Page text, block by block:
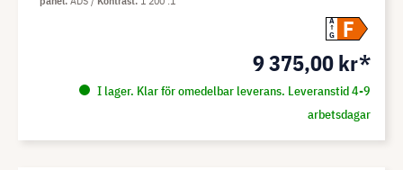
A
G
F
9 375,00 kr*
I lager. Klar för omedelbar leverans. Leveranstid 4-9
arbetsdagar